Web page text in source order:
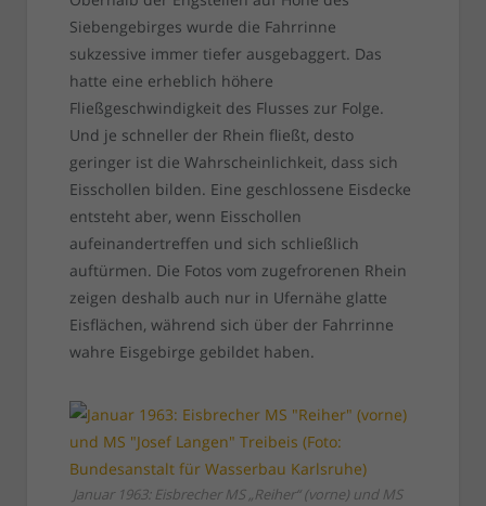
Siebengebirges wurde die Fahrrinne
sukzessive immer tiefer ausgebaggert. Das
hatte eine erheblich höhere
Fließgeschwindigkeit des Flusses zur Folge.
Und je schneller der Rhein fließt, desto
geringer ist die Wahrscheinlichkeit, dass sich
Eisschollen bilden. Eine geschlossene Eisdecke
entsteht aber, wenn Eisschollen
aufeinandertreffen und sich schließlich
auftürmen. Die Fotos vom zugefrorenen Rhein
zeigen deshalb auch nur in Ufernähe glatte
Eisflächen, während sich über der Fahrrinne
wahre Eisgebirge gebildet haben.
Januar 1963: Eisbrecher MS „Reiher“ (vorne) und MS